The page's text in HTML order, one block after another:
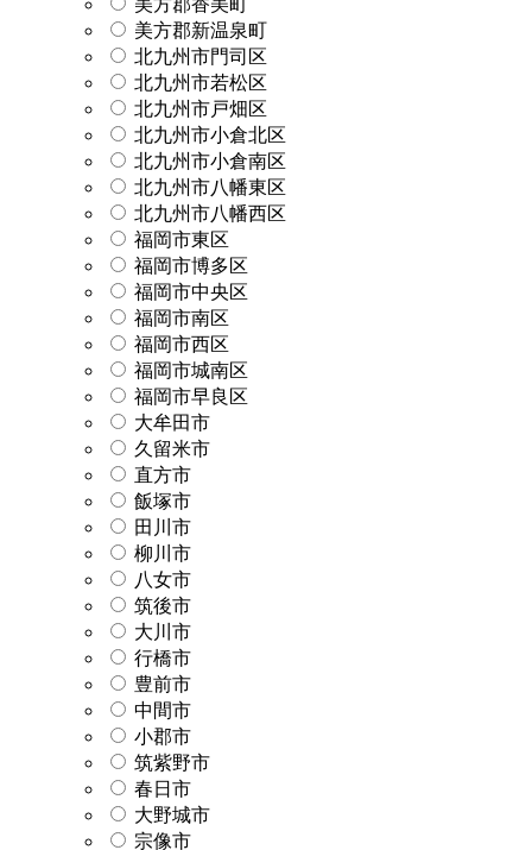
美方郡新温泉町
北九州市門司区
北九州市若松区
北九州市戸畑区
北九州市小倉北区
北九州市小倉南区
北九州市八幡東区
北九州市八幡西区
福岡市東区
福岡市博多区
福岡市中央区
福岡市南区
福岡市西区
福岡市城南区
福岡市早良区
大牟田市
久留米市
直方市
飯塚市
田川市
柳川市
八女市
筑後市
大川市
行橋市
豊前市
中間市
小郡市
筑紫野市
春日市
大野城市
宗像市